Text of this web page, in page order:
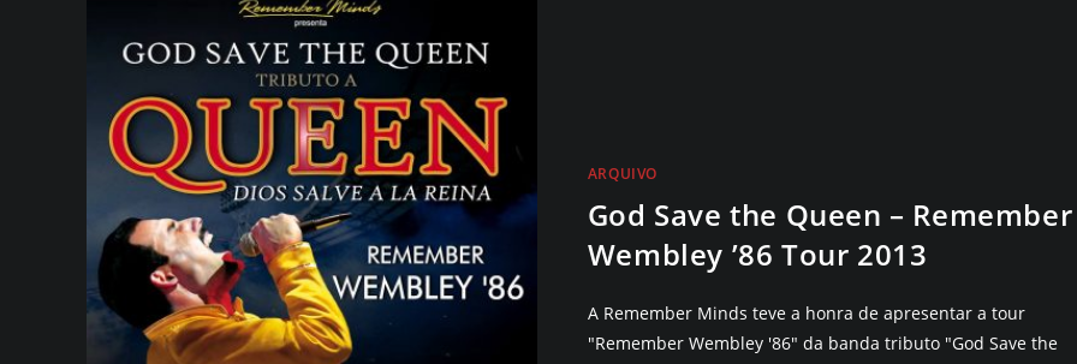
ARQUIVO
God Save the Queen – Remember
Wembley ’86 Tour 2013
A Remember Minds teve a honra de apresentar a tour
"Remember Wembley '86" da banda tributo "God Save the